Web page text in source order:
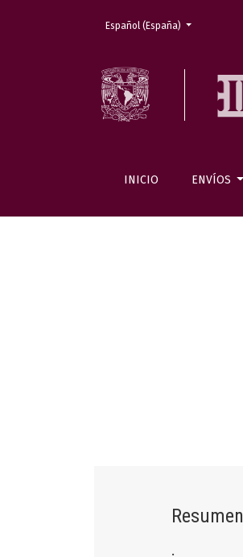
INICIO ENVÍOS
Cambiar el idioma. El actual es:
Español (España)
Resumen
.